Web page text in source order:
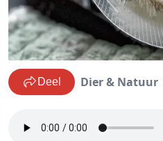
Deel Dier & Natuur